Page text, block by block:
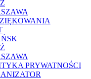
PRYWATNOŚCI